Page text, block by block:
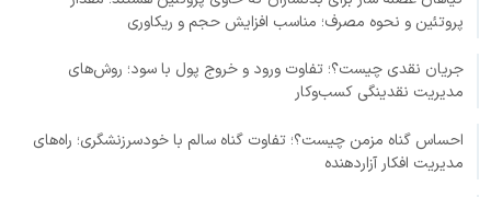
پروتئین و نحوه مصرف؛ مناسب افزایش حجم و ریکاوری
جریان نقدی چیست؟؛ تفاوت ورود و خروج پول با سود؛ روش‌های
مدیریت نقدینگی کسب‌وکار
احساس گناه مزمن چیست؟؛ تفاوت گناه سالم با خودسرزنشگری؛ راه‌های
مدیریت افکار آزاردهنده